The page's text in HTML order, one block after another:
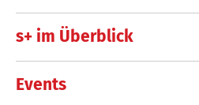
s+ im Überblick
Events